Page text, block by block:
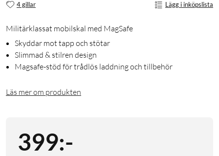
4 gillar Lägg i inköpslista
Militärklassat mobilskal med MagSafe
Skyddar mot tapp och stötar
Slimmad & stilren design
Magsafe-stöd för trådlös laddning och tillbehör
Läs mer om produkten
399:-